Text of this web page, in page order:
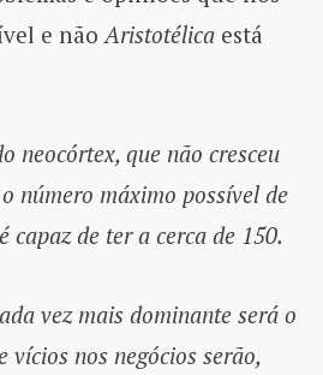
e não Aristotélica está
neocórtex, que não cresceu
número máximo possível de
capaz de ter a cerca de 150.
vez mais dominante será o
vícios nos negócios serão,